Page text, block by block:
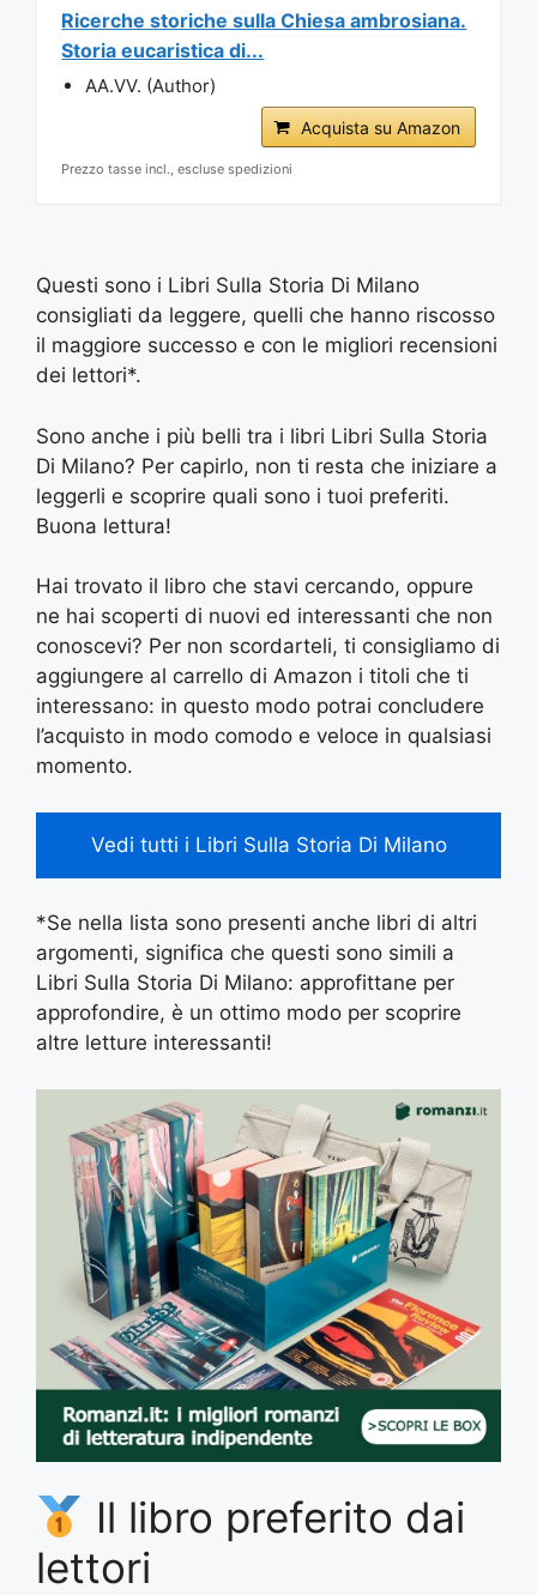
Ricerche storiche sulla Chiesa ambrosiana.
Storia eucaristica di...
AA.VV. (Author)
Acquista su Amazon
Prezzo tasse incl., escluse spedizioni
Questi sono i Libri Sulla Storia Di Milano
consigliati da leggere, quelli che hanno riscosso
il maggiore successo e con le migliori recensioni
dei lettori*.
Sono anche i più belli tra i libri Libri Sulla Storia
Di Milano? Per capirlo, non ti resta che iniziare a
leggerli e scoprire quali sono i tuoi preferiti.
Buona lettura!
Hai trovato il libro che stavi cercando, oppure
ne hai scoperti di nuovi ed interessanti che non
conoscevi? Per non scordarteli, ti consigliamo di
aggiungere al carrello di Amazon i titoli che ti
interessano: in questo modo potrai concludere
l’acquisto in modo comodo e veloce in qualsiasi
momento.
Vedi tutti i Libri Sulla Storia Di Milano
*Se nella lista sono presenti anche libri di altri
argomenti, significa che questi sono simili a
Libri Sulla Storia Di Milano: approfittane per
approfondire, è un ottimo modo per scoprire
altre letture interessanti!
Il libro preferito dai
lettori